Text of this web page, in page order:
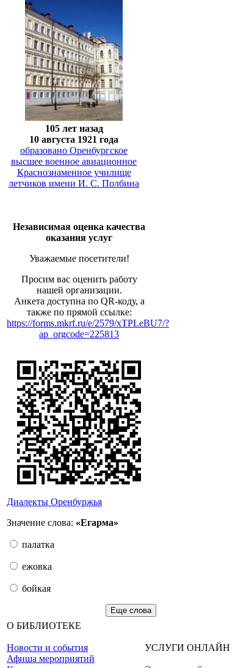
105 лет назад
10 августа 1921 года
образовано Оренбургское
высшее военное авиационное
Краснознаменное училище
летчиков имени И. С. Полбина
Независимая оценка качества
оказания услуг
Уважаемые посетители!
Просим вас оценить работу
нашей организации.
Анкета доступна по QR-коду, а
также по прямой ссылке:
https://forms.mkrf.ru/e/2579/xTPLeBU7/?
ap_orgcode=225813
Диалекты Оренбуржья
Значение слова: «Егарма»
палатка
ежовка
бойкая
Еще слова
О БИБЛИОТЕКЕ
Новости и события
Афиша мероприятий
УСЛУГИ ОНЛАЙН